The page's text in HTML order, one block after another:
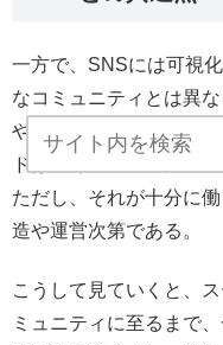
一方で、SNSには可視
なコミュニティとは異
やすい環境でもある。
ドは速く、一定の抑止
ただし、それが十分に
造や運営次第である。
こうして見ていくと、
ミュニティに至るまで